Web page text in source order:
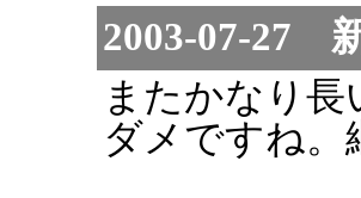
2003-07-27
またかなり
ダメですね。